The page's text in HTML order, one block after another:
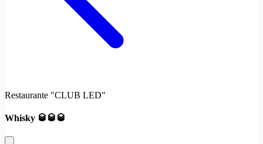
Restaurante "CLUB LED"
Whisky 🥃🥃🥃